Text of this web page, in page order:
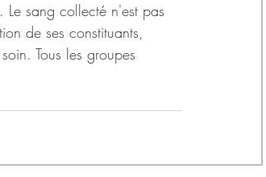
sang collecté n'est pas
de ses constituants,
Tous les groupes